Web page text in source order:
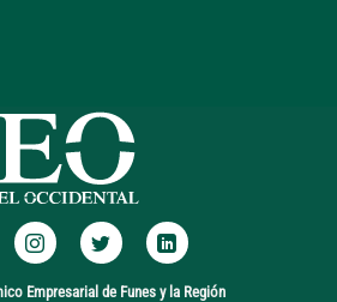
Empresarial de Funes y la Región